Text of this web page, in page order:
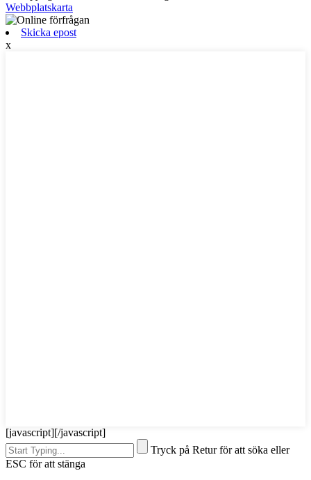
Webbplatskarta
Skicka epost
x
[javascript][/javascript]
Tryck på Retur för att söka eller
ESC för att stänga